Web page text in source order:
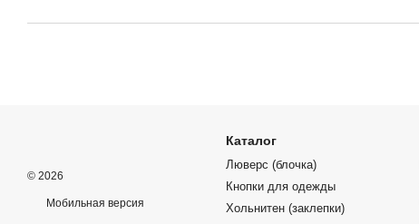
© 2026
Мобильная версия
Каталог
Люверс (блочка)
Кнопки для одежды
Хольнитен (заклепки)